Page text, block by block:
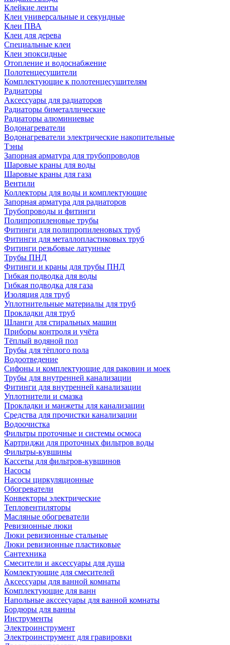
Клейкие ленты
Клеи универсальные и секундные
Клеи ПВА
Клеи для дерева
Специальные клеи
Клеи эпоксидные
Отопление и водоснабжение
Полотенцесушители
Комплектующие к полотенцесушителям
Радиаторы
Аксессуары для радиаторов
Радиаторы биметаллические
Радиаторы алюминиевые
Водонагреватели
Водонагреватели электрические накопительные
Тэны
Запорная арматура для трубопроводов
Шаровые краны для воды
Шаровые краны для газа
Вентили
Коллекторы для воды и комплектующие
Запорная арматура для радиаторов
Трубопроводы и фитинги
Полипропиленовые трубы
Фитинги для полипропиленовых труб
Фитинги для металлопластиковых труб
Фитинги резьбовые латунные
Трубы ПНД
Фитинги и краны для трубы ПНД
Гибкая подводка для воды
Гибкая подводка для газа
Изоляция для труб
Уплотнительные материалы для труб
Прокладки для труб
Шланги для стиральных машин
Приборы контроля и учёта
Тёплый водяной пол
Трубы для тёплого пола
Водоотведение
Сифоны и комплектующие для раковин и моек
Трубы для внутренней канализации
Фитинги для внутренней канализации
Уплотнители и смазка
Прокладки и манжеты для канализации
Средства для прочистки канализации
Водоочистка
Фильтры проточные и системы осмоса
Картриджи для проточных фильтров воды
Фильтры-кувшины
Кассеты для фильтров-кувшинов
Насосы
Насосы циркуляционные
Обогреватели
Конвекторы электрические
Тепловентиляторы
Масляные обогреватели
Ревизионные люки
Люки ревизионные стальные
Люки ревизионные пластиковые
Сантехника
Смесители и аксессуары для душа
Комлектующие для смесителей
Аксессуары для ванной комнаты
Комплектующие для ванн
Напольные акссесуары для ванной комнаты
Бордюры для ванны
Инструменты
Электроинструмент
Электроинструмент для гравировки